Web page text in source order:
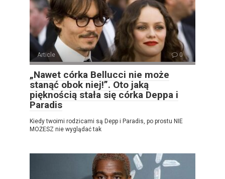
Article 0
„Nawet córka Bellucci nie może
stanąć obok niej!”. Oto jaką
pięknością stała się córka Deppa i
Paradis
Kiedy twoimi rodzicami są Depp i Paradis, po prostu NIE
MOŻESZ nie wyglądać tak